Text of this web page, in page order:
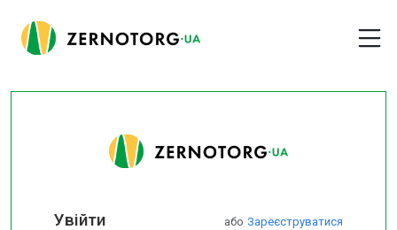
або Зареєструватися
Увійти